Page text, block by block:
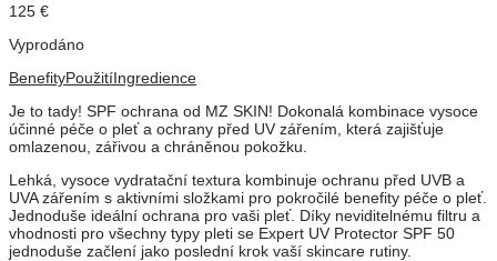
125 €
Vyprodáno
BenefityPoužitíIngredience
Je to tady! SPF ochrana od MZ SKIN! Dokonalá kombinace vysoce
účinné péče o pleť a ochrany před UV zářením, která zajišťuje
omlazenou, zářivou a chráněnou pokožku.
Lehká, vysoce vydratační textura kombinuje ochranu před UVB a
UVA zářením s aktivními složkami pro pokročilé benefity péče o pleť.
Jednoduše ideální ochrana pro vaši pleť. Díky neviditelnému filtru a
vhodnosti pro všechny typy pleti se Expert UV Protector SPF 50
jednoduše začlení jako poslední krok vaší skincare rutiny.